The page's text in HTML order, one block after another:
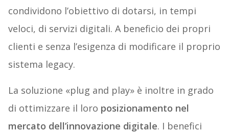
condividono l’obiettivo di dotarsi, in tempi
veloci, di servizi digitali. A beneficio dei propri
clienti e senza l’esigenza di modificare il proprio
sistema legacy.
La soluzione «plug and play» è inoltre in grado
di ottimizzare il loro posizionamento nel
mercato dell’innovazione digitale. I benefici